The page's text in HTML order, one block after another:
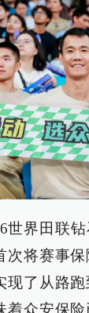
世界田联
次将赛事
现了从路
着众安保